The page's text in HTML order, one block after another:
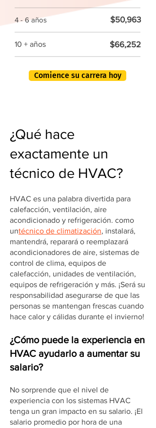
4 - 6 años $50,963
10 + años $66,252
Comience su carrera hoy
¿Qué hace
exactamente un
técnico de HVAC?
HVAC es una palabra divertida para
calefacción, ventilación, aire
acondicionado y refrigeración. como
untécnico de climatización, instalará,
mantendrá, reparará o reemplazará
acondicionadores de aire, sistemas de
control de clima, equipos de
calefacción, unidades de ventilación,
equipos de refrigeración y más. ¡Será su
responsabilidad asegurarse de que las
personas se mantengan frescas cuando
hace calor y cálidas durante el invierno!
¿Cómo puede la experiencia en
HVAC ayudarlo a aumentar su
salario?
No sorprende que el nivel de
experiencia con los sistemas HVAC
tenga un gran impacto en su salario. ¡El
salario promedio por hora de una